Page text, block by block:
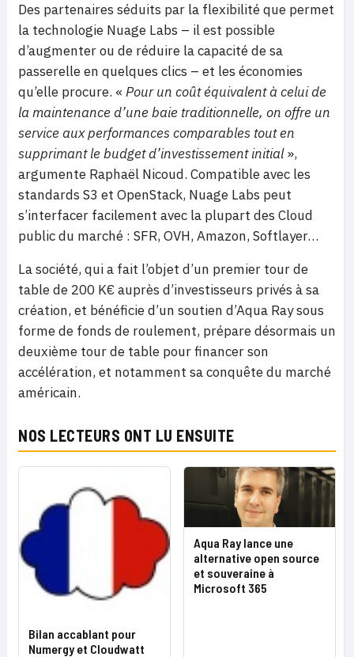
Des partenaires séduits par la flexibilité que permet
la technologie Nuage Labs – il est possible
d’augmenter ou de réduire la capacité de sa
passerelle en quelques clics – et les économies
qu’elle procure. « Pour un coût équivalent à celui de
la maintenance d’une baie traditionnelle, on offre un
service aux performances comparables tout en
supprimant le budget d’investissement initial»,
argumente Raphaël Nicoud. Compatible avec les
standards S3 et OpenStack, Nuage Labs peut
s’interfacer facilement avec la plupart des Cloud
public du marché : SFR, OVH, Amazon, Softlayer…
La société, qui a fait l’objet d’un premier tour de
table de 200 K€ auprès d’investisseurs privés à sa
création, et bénéficie d’un soutien d’Aqua Ray sous
forme de fonds de roulement, prépare désormais un
deuxième tour de table pour financer son
accélération, et notamment sa conquête du marché
américain.
NOS LECTEURS ONT LU ENSUITE
Bilan accablant pour
Numergy et Cloudwatt
Aqua Ray lance une
alternative open source
et souveraine à
Microsoft 365